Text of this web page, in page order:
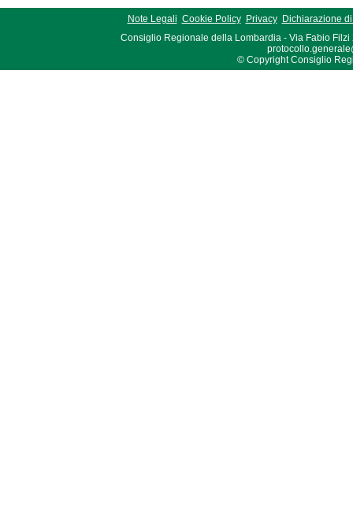
Note Legali Cookie Policy Privacy
Dichiarazione
Consiglio Regionale della Lombardia - Via Fabio Filzi
© Copyright Consiglio